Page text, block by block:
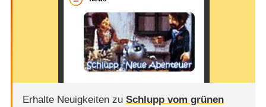
Erhalte Neuigkeiten zu Schlupp vom grünen